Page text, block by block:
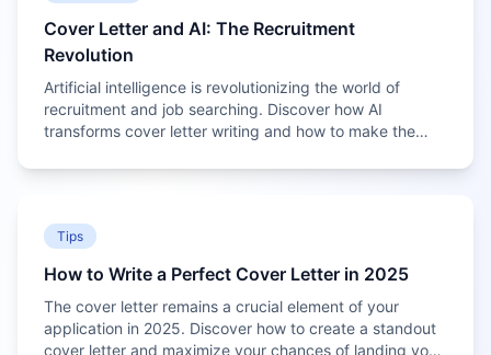
Cover Letter and AI: The Recruitment
Revolution
Artificial intelligence is revolutionizing the world of
recruitment and job searching. Discover how AI
transforms cover letter writing and how to make the
Tips
How to Write a Perfect Cover Letter in 2025
The cover letter remains a crucial element of your
application in 2025. Discover how to create a standout
cover letter and maximize your chances of landing your